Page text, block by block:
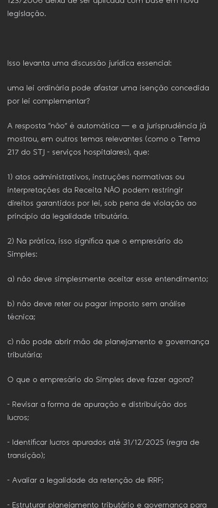
legislação.
Isso levanta uma discussão jurídica essencial:
uma lei ordinária pode afastar uma isenção concedida
por lei complementar?
A resposta “não” é automática — e a jurisprudência já
mostrou, em outros temas relevantes (como o Tema
217 do STJ – serviços hospitalares), que:
1) atos administrativos, instruções normativas ou
interpretações da Receita NÃO podem restringir
direitos garantidos por lei, sob pena de violação ao
princípio da legalidade tributária.
2) Na prática, isso significa que o empresário do
Simples:
a) não deve simplesmente aceitar esse entendimento;
b) não deve reter ou pagar imposto sem análise
técnica;
c) não pode abrir mão de planejamento e governança
tributária;
O que o empresário do Simples deve fazer agora?
– Revisar a forma de apuração e distribuição dos
lucros;
– Identificar lucros apurados até 31/12/2025 (regra de
transição);
– Avaliar a legalidade da retenção de IRRF;
– Estruturar planejamento tributário e governança para